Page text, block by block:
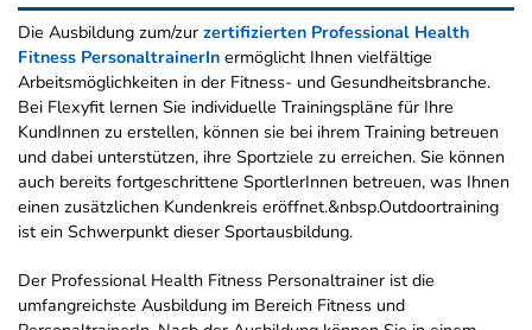
Die Ausbildung zum/zur zertifizierten Professional Health
Fitness PersonaltrainerIn ermöglicht Ihnen vielfältige
Arbeitsmöglichkeiten in der Fitness- und Gesundheitsbranche.
Bei Flexyfit lernen Sie individuelle Trainingspläne für Ihre
KundInnen zu erstellen, können sie bei ihrem Training betreuen
und dabei unterstützen, ihre Sportziele zu erreichen. Sie können
auch bereits fortgeschrittene SportlerInnen betreuen, was Ihnen
einen zusätzlichen Kundenkreis eröffnet.&nbsp.Outdoortraining
ist ein Schwerpunkt dieser Sportausbildung.
Der Professional Health Fitness Personaltrainer ist die
umfangreichste Ausbildung im Bereich Fitness und